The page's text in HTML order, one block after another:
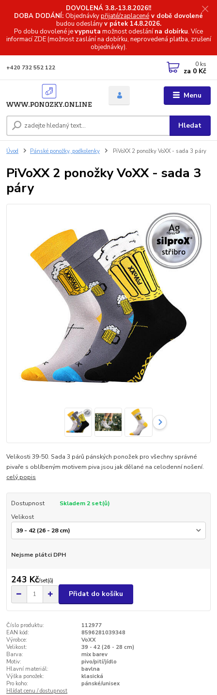
DOVOLENÁ 3.8.-13.8.2026!!
DOBA DODÁNÍ: Objednávkypřijaté/zaplacené v době dovolené
budou odeslányv pátek 14.8.2026.
Po dobu dovolené jevypnuta možnost odeslánína dobírku. Více
informacíZDE (možnost zaslání na dobírku, neprovedená platba, zrušení
objednávky).
Menu
Hledat
+420 732 552 122 0 ks
za 0 Kč
Úvod Pánské ponožky, podkolenky PiVoXX 2 ponožky VoXX - sada 3 páry
PiVoXX 2 ponožky VoXX - sada 3
páry
Velikosti 39-50. Sada 3 párů pánských ponožek pro všechny správné
pivaře s oblíbeným motivem piva jsou jak dělané na celodenní nošení.
celý popis
Dostupnost
Skladem 2 set(ů)
Velikost
Nejsme plátci DPH
243 Kč/set(ů)
Přidat do košíku
Číslo produktu:
112977
EAN kód:
8596281039348
Výrobce:
VoXX
Velikost:
39 - 42 (26 - 28 cm)
Barva:
mix barev
Motiv:
pivo/pití/jídlo
Hlavní materiál:
bavlna
Výška ponožek:
klasická
Pro koho:
pánské/unisex
Hlídat cenu / dostupnost